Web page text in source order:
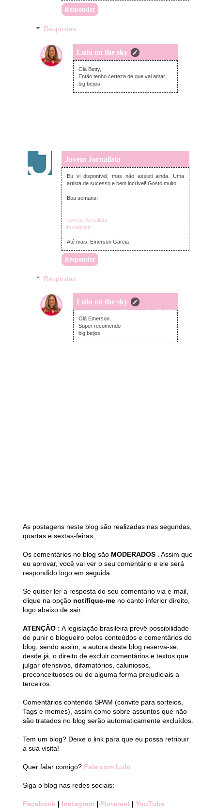
Responder
Respostas
Lulu on the sky
segunda-feira, novembro 01, 2021
Olá Betty,
Então tenho certeza de que vai amar.
big beijos
Jovem Jornalista
quarta-feira, novembro 03, 2021
Eu vi disponível, mas não assisti ainda. Uma
artista de sucesso e bem incrível! Gosto muito.
Boa semana!
Jovem Jornalista
Instagram
Até mais, Emerson Garcia
Responder
Respostas
Lulu on the sky
quarta-feira, novembro 03, 2021
Olá Emerson,
Super recomendo
big beijos
As postagens neste blog são realizadas nas segundas,
quartas e sextas-feiras.
Os comentários no blog são MODERADOS . Assim que
eu aprovar, você vai ver o seu comentário e ele será
respondido logo em seguida.
Se quiser ler a resposta do seu comentário via e-mail,
clique na opção notifique-me no canto inferior direito,
logo abaixo de sair.
ATENÇÃO : A legislação brasileira prevê possibilidade
de punir o blogueiro pelos conteúdos e comentários do
blog, sendo assim, a autora deste blog reserva-se,
desde já, o direito de excluir comentários e textos que
julgar ofensivos, difamatórios, caluniosos,
preconceituosos ou de alguma forma prejudiciais a
terceiros.
Comentários contendo SPAM (convite para sorteios,
Tags e memes), assim como sobre assuntos que não
são tratados no blog serão automaticamente excluídos.
Tem um blog? Deixe o link para que eu possa retribuir
a sua visita!
Quer falar comigo? Fale com Lulu
Siga o blog nas redes sociais:
Facebook | Instagram | Pinterest | YouTube